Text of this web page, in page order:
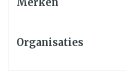
Organisaties